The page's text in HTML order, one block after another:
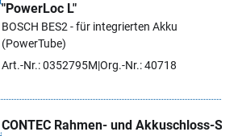
"PowerLoc L"
BOSCH BES2 - für integrierten Akku
(PowerTube)
Art.-Nr.: 0352795M Org.-Nr.: 40718
CONTEC Rahmen- und Akkuschloss-Set